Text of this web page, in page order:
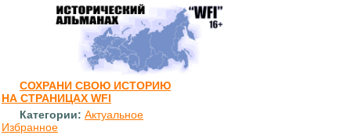
СОХРАНИ СВОЮ ИСТОРИЮ
НА СТРАНИЦАХ WFI
Категории: Актуальное
Избранное